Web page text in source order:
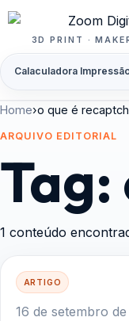
Pular para o conteúdo
3D PRINT ·
Calaculadora
Home›o que é
ARQUIVO EDITORIAL
Tag:
1 conteúdo
ARTIGO
16 de setembro